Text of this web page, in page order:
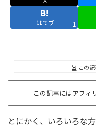
はてブ 1
この
この記事にはアフィ
とにかく、いろいろな